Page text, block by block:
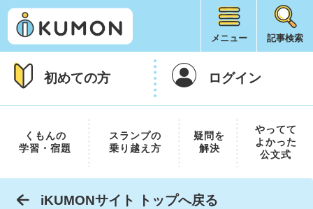
メニュー 記事検索
初めての方 ログイン
くもんの
学習・宿題
スランプの
乗り越え方
疑問を
解決
やってて
よかった
公文式
iKUMONサイト トップへ戻る